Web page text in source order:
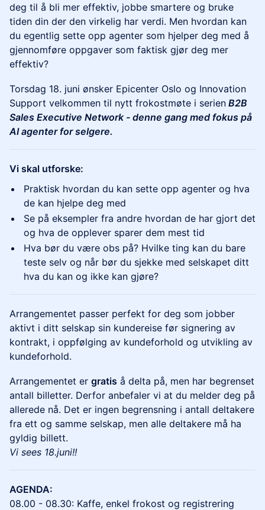
deg til å bli mer effektiv, jobbe smartere og bruke
tiden din der den virkelig har verdi. Men hvordan kan
du egentlig sette opp agenter som hjelper deg med å
gjennomføre oppgaver som faktisk gjør deg mer
effektiv?
Torsdag 18. juni ønsker Epicenter Oslo og Innovation
Support velkommen til nytt frokostmøte i serien B2B
Sales Executive Network - denne gang med fokus på
AI agenter for selgere.
Vi skal utforske:
Praktisk hvordan du kan sette opp agenter og hva
de kan hjelpe deg med
Se på eksempler fra andre hvordan de har gjort det
og hva de opplever sparer dem mest tid
Hva bør du være obs på? Hvilke ting kan du bare
teste selv og når bør du sjekke med selskapet ditt
hva du kan og ikke kan gjøre?
Arrangementet passer perfekt for deg som jobber
aktivt i ditt selskap sin kundereise før signering av
kontrakt, i oppfølging av kundeforhold og utvikling av
kundeforhold.
Arrangementet er gratis å delta på, men har begrenset
antall billetter. Derfor anbefaler vi at du melder deg på
allerede nå. Det er ingen begrensning i antall deltakere
fra ett og samme selskap, men alle deltakere må ha
gyldig billett.
Vi sees 18.juni!!
AGENDA:
08.00 - 08.30: Kaffe, enkel frokost og registrering